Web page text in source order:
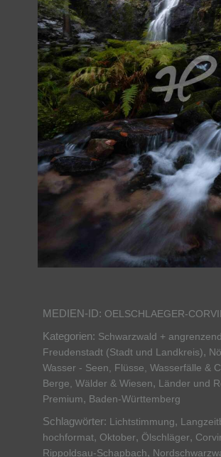
MEDIEN-ID: OELSCHLAEGER-
Kategorien: Schwarzwald +
Freudenstadt (Stadt und Landkreis),
Wasser - Seen, Flüsse, Wasserfälle &
Berge, Wälder & Wiesen, Länder und
Premium, Baden-Württemberg
Schlagwörter: Lichtstimmung,
hochformat, Oktober, Ölschläger,
Rippoldsau-Schapbach,